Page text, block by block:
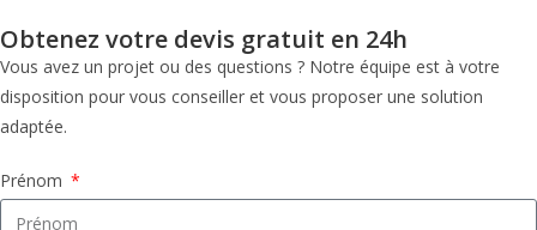
Obtenez votre devis gratuit en 24h
Vous avez un projet ou des questions ? Notre équipe est à votre
disposition pour vous conseiller et vous proposer une solution
adaptée.
Prénom